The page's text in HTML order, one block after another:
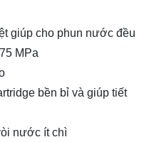
giúp cho phun nước đều
MPa
bền bỉ và giúp tiết
nước ít chì